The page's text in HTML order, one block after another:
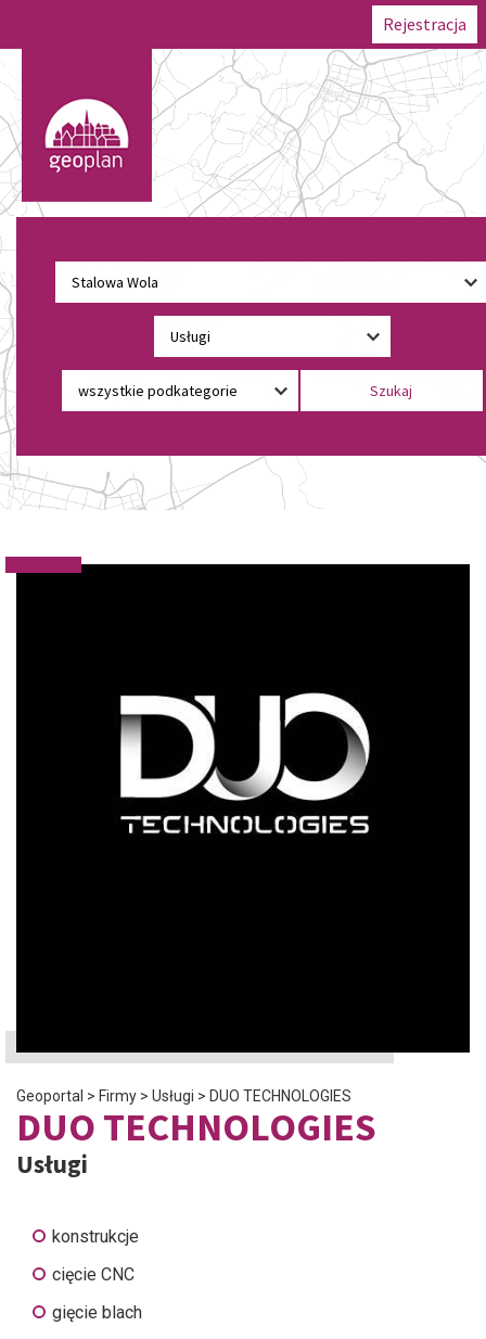
Rejestracja
Geoportal > Firmy > Usługi > DUO TECHNOLOGIES
DUO TECHNOLOGIES
Usługi
konstrukcje
cięcie CNC
gięcie blach